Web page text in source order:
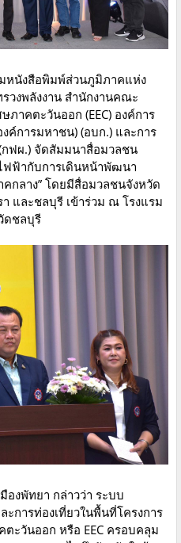
หนังสือพิมพ์ส่วนภูมิภาคแห่ง
วงพลังงาน สำนักงานคณะ
าคตะวันออก (EEC) องค์การ
ค์การมหาชน) (อบก.) และการ
ฟผ.) จัดสัมมนาสื่อมวลชน
ฟฟ้ากับการเดินหน้าพัฒนา
กลาง” โดยมีสื่อมวลชนจังหวัด
และชลบุรี เข้าร่วม ณ โรงแรม
ดชลบุรี
องพัทยา กล่าวว่า ระบบ
การท่องเที่ยวในพื้นที่โครงการ
ะวันออก หรือ EEC ครอบคลุม